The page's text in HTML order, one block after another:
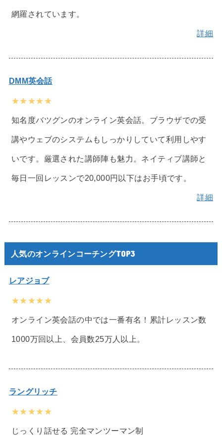
網羅されています。
詳細
DMM英会話
★★★★★
知名度バツグンのオンライン英会話。ブラウザでの受
講やウェブのシステムもしっかりしていて利用しやす
いです。厳選された講師陣も魅力。ネイティブ講師と
毎日一回レッスンで20,000円以下はお手頃です。
詳細
人気のオンラインコーチングTOP3
レアジョブ
★★★★★
オンライン英会話の中では一番有名！累計レッスン数
1000万回以上、会員数25万人以上。
ラングリッチ
★★★★★
じっくり話せる 完全マンツーマン制